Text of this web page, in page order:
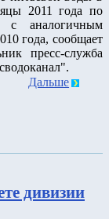
2011 года по
с аналогичным
года, сообщает
пресс-служба
Дальше
дивизии